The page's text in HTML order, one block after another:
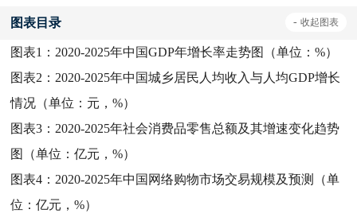
图表目录 - 收起图表
图表1： 2020-2025年中国GDP年增长率走势图（单位：%）
图表2： 2020-2025年中国城乡居民人均收入与人均GDP增长
情况（单位：元，%）
图表3： 2020-2025年社会消费品零售总额及其增速变化趋势
图（单位：亿元，%）
图表4： 2020-2025年中国网络购物市场交易规模及预测（单
位：亿元，%）